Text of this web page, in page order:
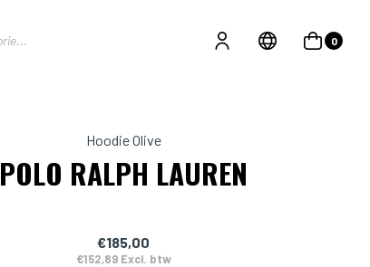
0
Hoodie Olive
POLO RALPH LAUREN
€185,00
€152,89 Excl. btw